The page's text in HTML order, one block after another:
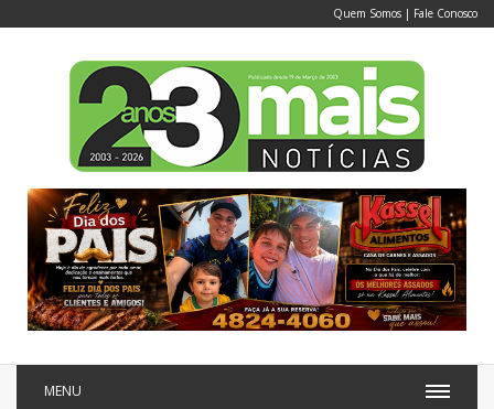
Quem Somos | Fale Conosco
MENU